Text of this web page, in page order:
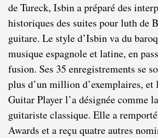
de Tureck, Isbin a préparé des
historiques des suites pour luth de
guitare. Le style d’Isbin va du
musique espagnole et latine, en
fusion. Ses 35 enregistrements se
plus d’un million d’exemplaires, et
Guitar Player l’a désignée comme
guitariste classique. Elle a
Awards et a reçu quatre autres